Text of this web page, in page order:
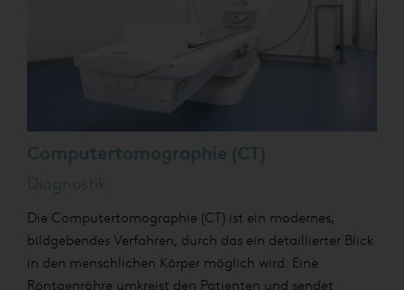
Computertomographie (CT)
Diagnostik
Die Computertomographie (CT) ist ein modernes,
bildgebendes Verfahren, durch das ein detaillierter Blick
in den menschlichen Körper möglich wird. Eine
Röntgenröhre umkreist den Patienten und sendet